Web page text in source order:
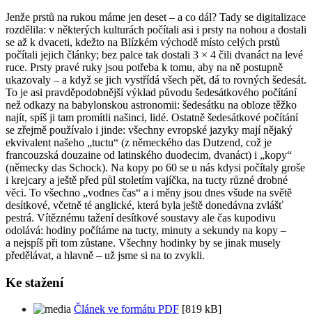
Jenže prstů na rukou máme jen deset – a co dál? Tady se digitalizace
rozdělila: v některých kulturách počítali asi i prsty na nohou a dostali
se až k dvaceti, kdežto na Blízkém východě místo celých prstů
počítali jejich články; bez palce tak dostali 3 × 4 čili dvanáct na levé
ruce. Prsty pravé ruky jsou potřeba k tomu, aby na ně postupně
ukazovaly – a když se jich vystřídá všech pět, dá to rovných šedesát.
To je asi pravděpodobnější výklad původu šedesátkového počítání
než odkazy na babylonskou astronomii: šedesátku na obloze těžko
najít, spíš ji tam promítli našinci, lidé. Ostatně šedesátkové počítání
se zřejmě používalo i jinde: všechny evropské jazyky mají nějaký
ekvivalent našeho „tuctu“ (z německého das Dutzend, což je
francouzská douzaine od latinského duodecim, dvanáct) i „kopy“
(německy das Schock). Na kopy po 60 se u nás kdysi počítaly groše
i krejcary a ještě před půl stoletím vajíčka, na tucty různé drobné
věci. To všechno „vodnes čas“ a i měny jsou dnes všude na světě
desítkové, včetně té anglické, která byla ještě donedávna zvlášť
pestrá. Vítěznému tažení desítkové soustavy ale čas kupodivu
odolává: hodiny počítáme na tucty, minuty a sekundy na kopy –
a nejspíš při tom zůstane. Všechny hodinky by se jinak musely
předělávat, a hlavně – už jsme si na to zvykli.
Ke stažení
Článek ve formátu PDF [819 kB]